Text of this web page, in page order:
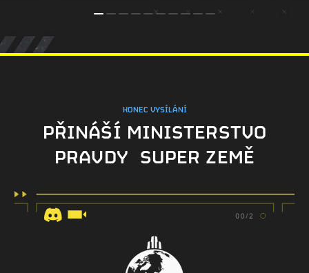
KONEC VYSÍLÁNÍ
PŘINÁŠÍ MINISTERSTVO
PRAVDY SUPER ZEMĚ